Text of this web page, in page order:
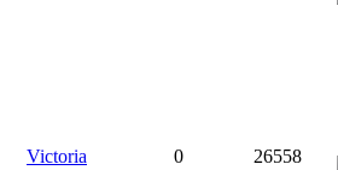
Victoria 0 26558